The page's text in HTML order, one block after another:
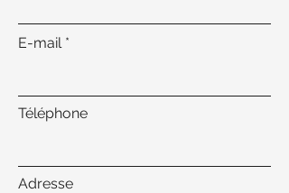
E-mail
Téléphone
Adresse